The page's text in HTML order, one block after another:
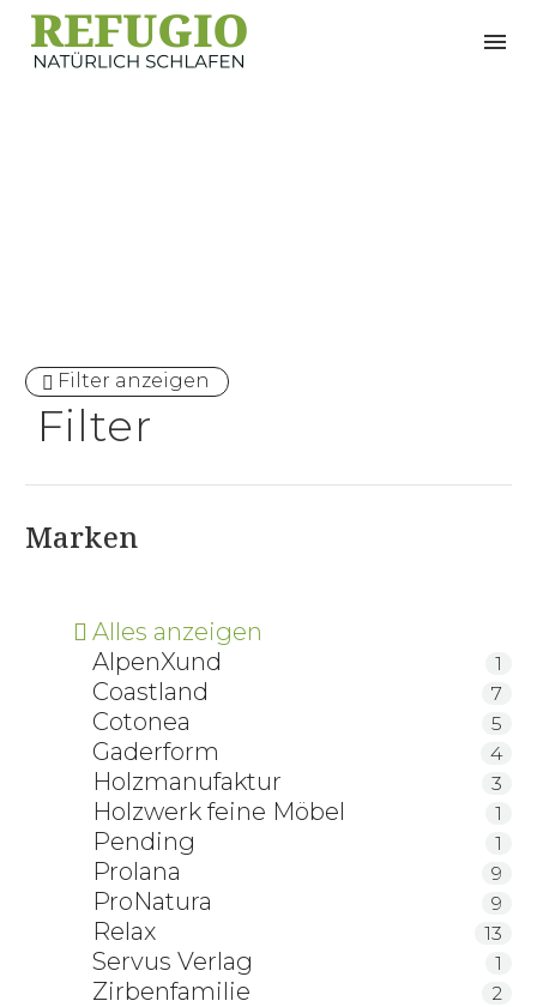
Filter anzeigen
Filter
Marken
Alles anzeigen
AlpenXund
1
Coastland 7
Cotonea 5
Gaderform 4
Holzmanufaktur 3
Holzwerk feine Möbel 1
Pending 1
Prolana 9
ProNatura 9
Relax 13
Servus Verlag 1
Zirbenfamilie 2